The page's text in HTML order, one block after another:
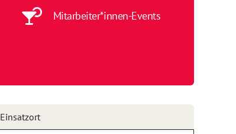
Mitarbeiter*innen-Events
Einsatzort